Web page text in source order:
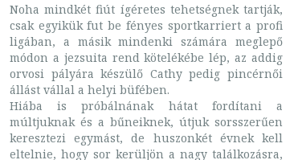
Noha mindkét fiút ígéretes tehetségnek tartják,
csak egyikük fut be fényes sportkarriert a profi
ligában, a másik mindenki számára meglepő
módon a jezsuita rend kötelékébe lép, az addig
orvosi pályára készülő Cathy pedig pincérnői
állást vállal a helyi büfében.
Hiába is próbálnának hátat fordítani a
múltjuknak és a bűneiknek, útjuk sorsszerűen
keresztezi egymást, de huszonkét évnek kell
eltelnie, hogy sor kerüljön a nagy találkozásra,